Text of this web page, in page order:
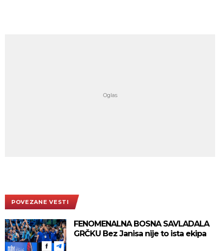
POVEZANE VESTI
FENOMENALNA BOSNA SAVLADALA
GRČKU Bez Janisa nije to ista ekipa